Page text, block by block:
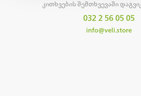
კითხვების შემთხვევაში
032 2 56 05 05
info@veli.store